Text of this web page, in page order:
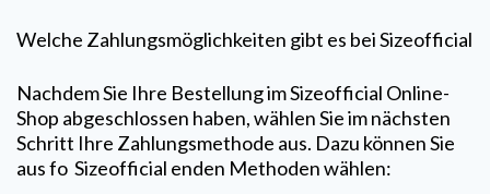
Welche Zahlungsmöglichkeiten gibt es beiSizeofficial
Nachdem Sie Ihre Bestellung imSizeofficial Online-
Shop abgeschlossen haben, wählen Sie im nächsten
Schritt Ihre Zahlungsmethode aus. Dazu können Sie
aus fo Sizeofficial enden Methoden wählen: